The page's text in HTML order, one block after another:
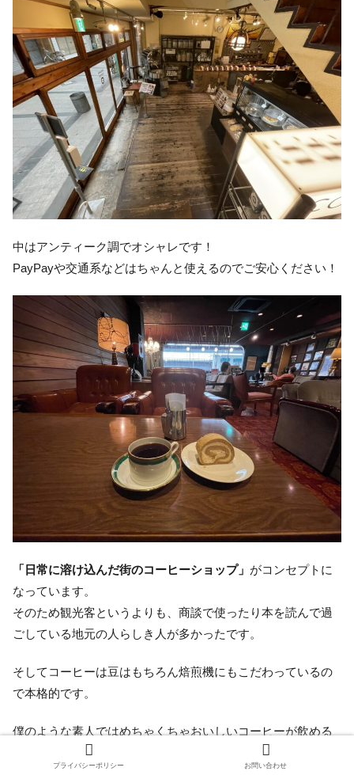
中はアンティーク調でオシャレです！
PayPayや交通系などはちゃんと使えるのでご安心ください！
「日常に溶け込んだ街のコーヒーショップ」 がコンセプトに
なっています。
そのため観光客というよりも、商談で使ったり本を読んで過
ごしている地元の人らしき人が多かったです。
そしてコーヒーは豆はもちろん焙煎機にもこだわっているの
で本格的です。
僕のような素人ではめちゃくちゃおいしいコーヒーが飲める
としか言えないのですが、コーヒーがお好きな方はぜひ行っ
プライバシーポリシー お問い合わせ